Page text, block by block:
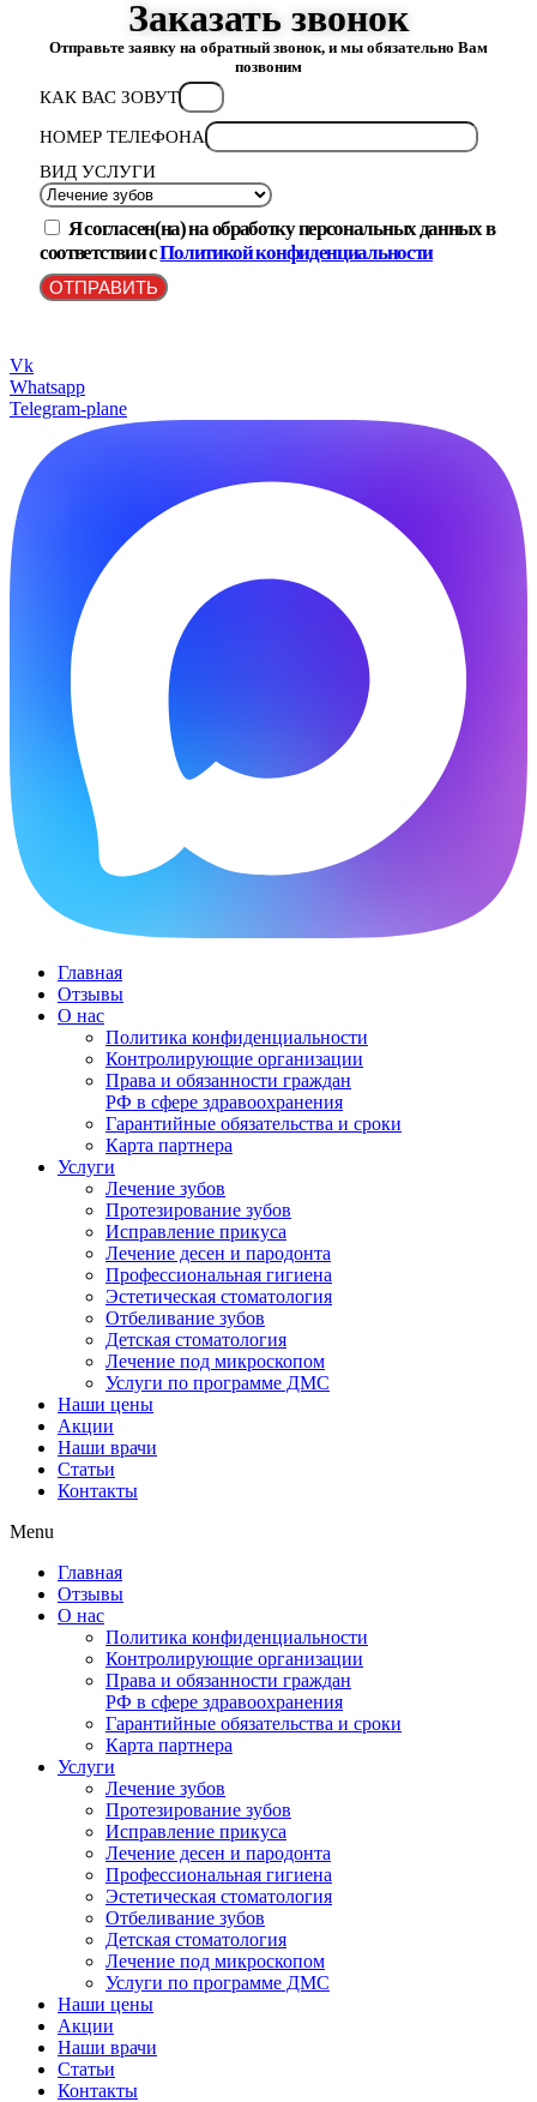
Заказать звонок
Отправьте заявку на обратный звонок, и мы обязательно Вам
позвоним
КАК ВАС ЗОВУТ
НОМЕР ТЕЛЕФОНА
ВИД УСЛУГИ
Я согласен(на) на обработку персональных данных в
соответствии сПолитикой конфиденциальности
ОТПРАВИТЬ
Vk
Whatsapp
Telegram-plane
Главная
Отзывы
О нас
Политика конфиденциальности
Контролирующие организации
Права и обязанности граждан
РФ в сфере здравоохранения
Гарантийные обязательства и сроки
Карта партнера
Услуги
Лечение зубов
Протезирование зубов
Исправление прикуса
Лечение десен и пародонта
Профессиональная гигиена
Эстетическая стоматология
Отбеливание зубов
Детская стоматология
Лечение под микроскопом
Услуги по программе ДМС
Наши цены
Акции
Наши врачи
Статьи
Контакты
Menu
Главная
Отзывы
О нас
Политика конфиденциальности
Контролирующие организации
Права и обязанности граждан
РФ в сфере здравоохранения
Гарантийные обязательства и сроки
Карта партнера
Услуги
Лечение зубов
Протезирование зубов
Исправление прикуса
Лечение десен и пародонта
Профессиональная гигиена
Эстетическая стоматология
Отбеливание зубов
Детская стоматология
Лечение под микроскопом
Услуги по программе ДМС
Наши цены
Акции
Наши врачи
Статьи
Контакты